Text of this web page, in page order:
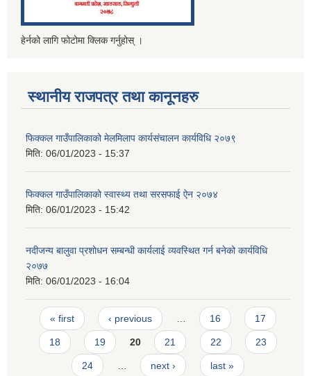
हेर्नको लागि फोटोमा क्लिक गर्नुहोस् ।
स्थानीय राजपत्र तथा कानूनहरु
फिक्कल गाउँपालिकाको मेलमिलाप कार्यसंचालन कार्यविधि २०७९
मिति: 06/01/2023 - 15:37
फिक्कल गाउँपालिकाको स्वास्थ्य तथा सरसफाई ऐन २०७४
मिति: 06/01/2023 - 15:42
नदीजन्य बालुवा प्रशोधन सम्बन्धी कार्यलाई व्यवस्थित गर्न बनेको कार्यविधि
२०७७
मिति: 06/01/2023 - 16:04
Pages
« first ‹ previous … 16 17
18 19 20 21 22 23
24 … next › last »